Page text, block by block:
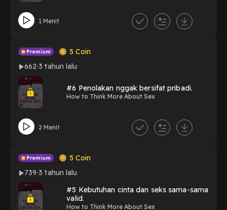
1 Menit
5 Coin
662 3 tahun lalu
#6 Penolakan nggak bersifat pribadi.
How to Think More About Sex
2 Menit
5 Coin
739 3 tahun lalu
#5 Kebutuhan cinta dan seks sama-sama
valid.
How to Think More About Sex